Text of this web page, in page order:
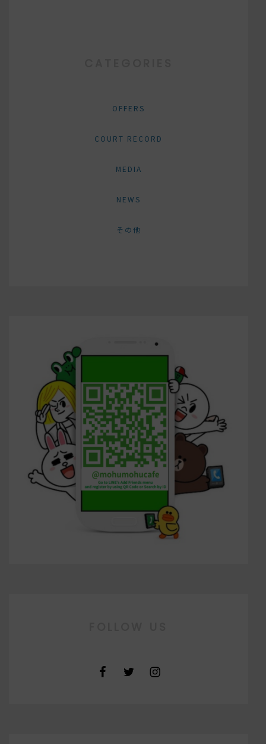
OFFERS
COURT RECORD
MEDIA
NEWS
その他